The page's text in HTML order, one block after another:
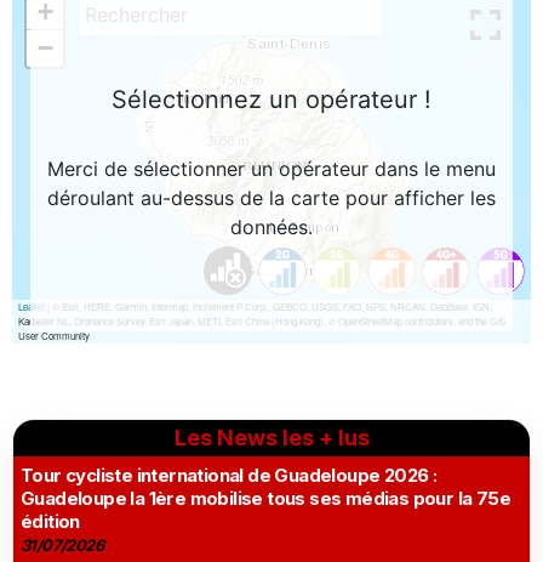
Les News les + lus
Tour cycliste international de Guadeloupe 2026 :
Guadeloupe la 1ère mobilise tous ses médias pour la 75e
édition
31/07/2026